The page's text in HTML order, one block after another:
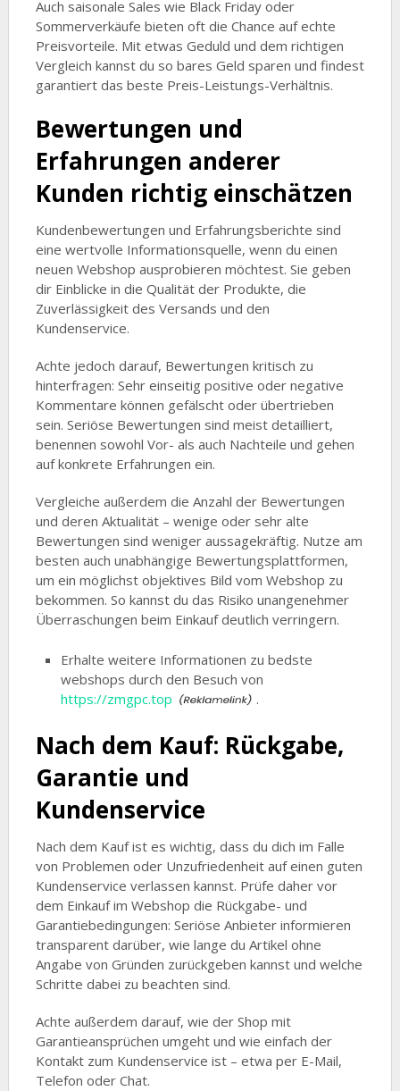
Auch saisonale Sales wie Black Friday oder
Sommerverkäufe bieten oft die Chance auf echte
Preisvorteile. Mit etwas Geduld und dem richtigen
Vergleich kannst du so bares Geld sparen und findest
garantiert das beste Preis-Leistungs-Verhältnis.
Bewertungen und
Erfahrungen anderer
Kunden richtig einschätzen
Kundenbewertungen und Erfahrungsberichte sind
eine wertvolle Informationsquelle, wenn du einen
neuen Webshop ausprobieren möchtest. Sie geben
dir Einblicke in die Qualität der Produkte, die
Zuverlässigkeit des Versands und den
Kundenservice.
Achte jedoch darauf, Bewertungen kritisch zu
hinterfragen: Sehr einseitig positive oder negative
Kommentare können gefälscht oder übertrieben
sein. Seriöse Bewertungen sind meist detailliert,
benennen sowohl Vor- als auch Nachteile und gehen
auf konkrete Erfahrungen ein.
Vergleiche außerdem die Anzahl der Bewertungen
und deren Aktualität – wenige oder sehr alte
Bewertungen sind weniger aussagekräftig. Nutze am
besten auch unabhängige Bewertungsplattformen,
um ein möglichst objektives Bild vom Webshop zu
bekommen. So kannst du das Risiko unangenehmer
Überraschungen beim Einkauf deutlich verringern.
Erhalte weitere Informationen zu bedste
webshops durch den Besuch von
https://zmgpc.top
.
Nach dem Kauf: Rückgabe,
Garantie und
Kundenservice
Nach dem Kauf ist es wichtig, dass du dich im Falle
von Problemen oder Unzufriedenheit auf einen guten
Kundenservice verlassen kannst. Prüfe daher vor
dem Einkauf im Webshop die Rückgabe- und
Garantiebedingungen: Seriöse Anbieter informieren
transparent darüber, wie lange du Artikel ohne
Angabe von Gründen zurückgeben kannst und welche
Schritte dabei zu beachten sind.
Achte außerdem darauf, wie der Shop mit
Garantieansprüchen umgeht und wie einfach der
Kontakt zum Kundenservice ist – etwa per E-Mail,
Telefon oder Chat.